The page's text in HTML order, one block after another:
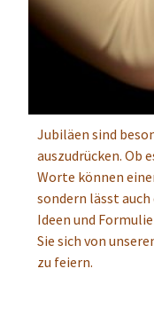
Jubiläen sind
auszudrücken. Ob
Worte können
sondern lässt
Ideen und
Sie sich von
zu feiern.